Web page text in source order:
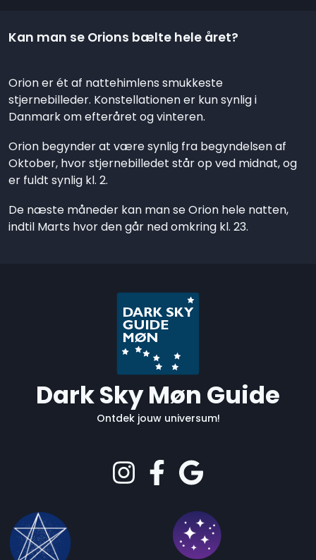
Kan man se Orions bælte hele året?
Orion er ét af nattehimlens smukkeste
stjernebilleder. Konstellationen er kun synlig i
Danmark om efteråret og vinteren.
Orion begynder at være synlig fra begyndelsen af
Oktober, hvor stjernebilledet står op ved midnat, og
er fuldt synlig kl. 2.
De næste måneder kan man se Orion hele natten,
indtil Marts hvor den går ned omkring kl. 23.
Dark Sky Møn Guide
Ontdek jouw universum!